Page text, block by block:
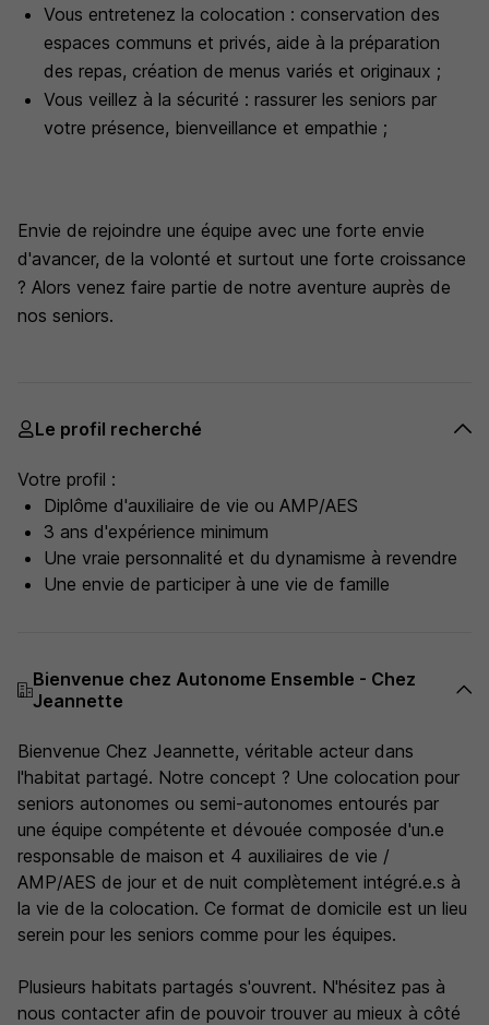
Vous entretenez la colocation : conservation des
espaces communs et privés, aide à la préparation
des repas, création de menus variés et originaux ;
Vous veillez à la sécurité : rassurer les seniors par
votre présence, bienveillance et empathie ;
Envie de rejoindre une équipe avec une forte envie
d'avancer, de la volonté et surtout une forte croissance
? Alors venez faire partie de notre aventure auprès de
nos seniors.
Le profil recherché
Votre profil :
Diplôme d'auxiliaire de vie ou AMP/AES
3 ans d'expérience minimum
Une vraie personnalité et du dynamisme à revendre
Une envie de participer à une vie de famille
Bienvenue chez Autonome Ensemble - Chez
Jeannette
Bienvenue Chez Jeannette, véritable acteur dans
l'habitat partagé. Notre concept ? Une colocation pour
seniors autonomes ou semi-autonomes entourés par
une équipe compétente et dévouée composée d'un.e
responsable de maison et 4 auxiliaires de vie /
AMP/AES de jour et de nuit complètement intégré.e.s à
la vie de la colocation. Ce format de domicile est un lieu
serein pour les seniors comme pour les équipes.
Plusieurs habitats partagés s'ouvrent. N'hésitez pas à
nous contacter afin de pouvoir trouver au mieux à côté